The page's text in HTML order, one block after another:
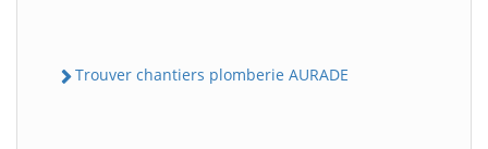
Trouver chantiers plomberie AURADE